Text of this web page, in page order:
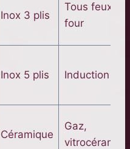
Inox 3 plis
Tous feux +
four
Inox 5 plis Induction
Céramique
Gaz,